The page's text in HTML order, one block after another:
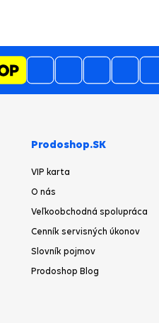
05.08.2026
očakával najneskôr
pracovný deň po
05.08.2026
Prodoshop.SK